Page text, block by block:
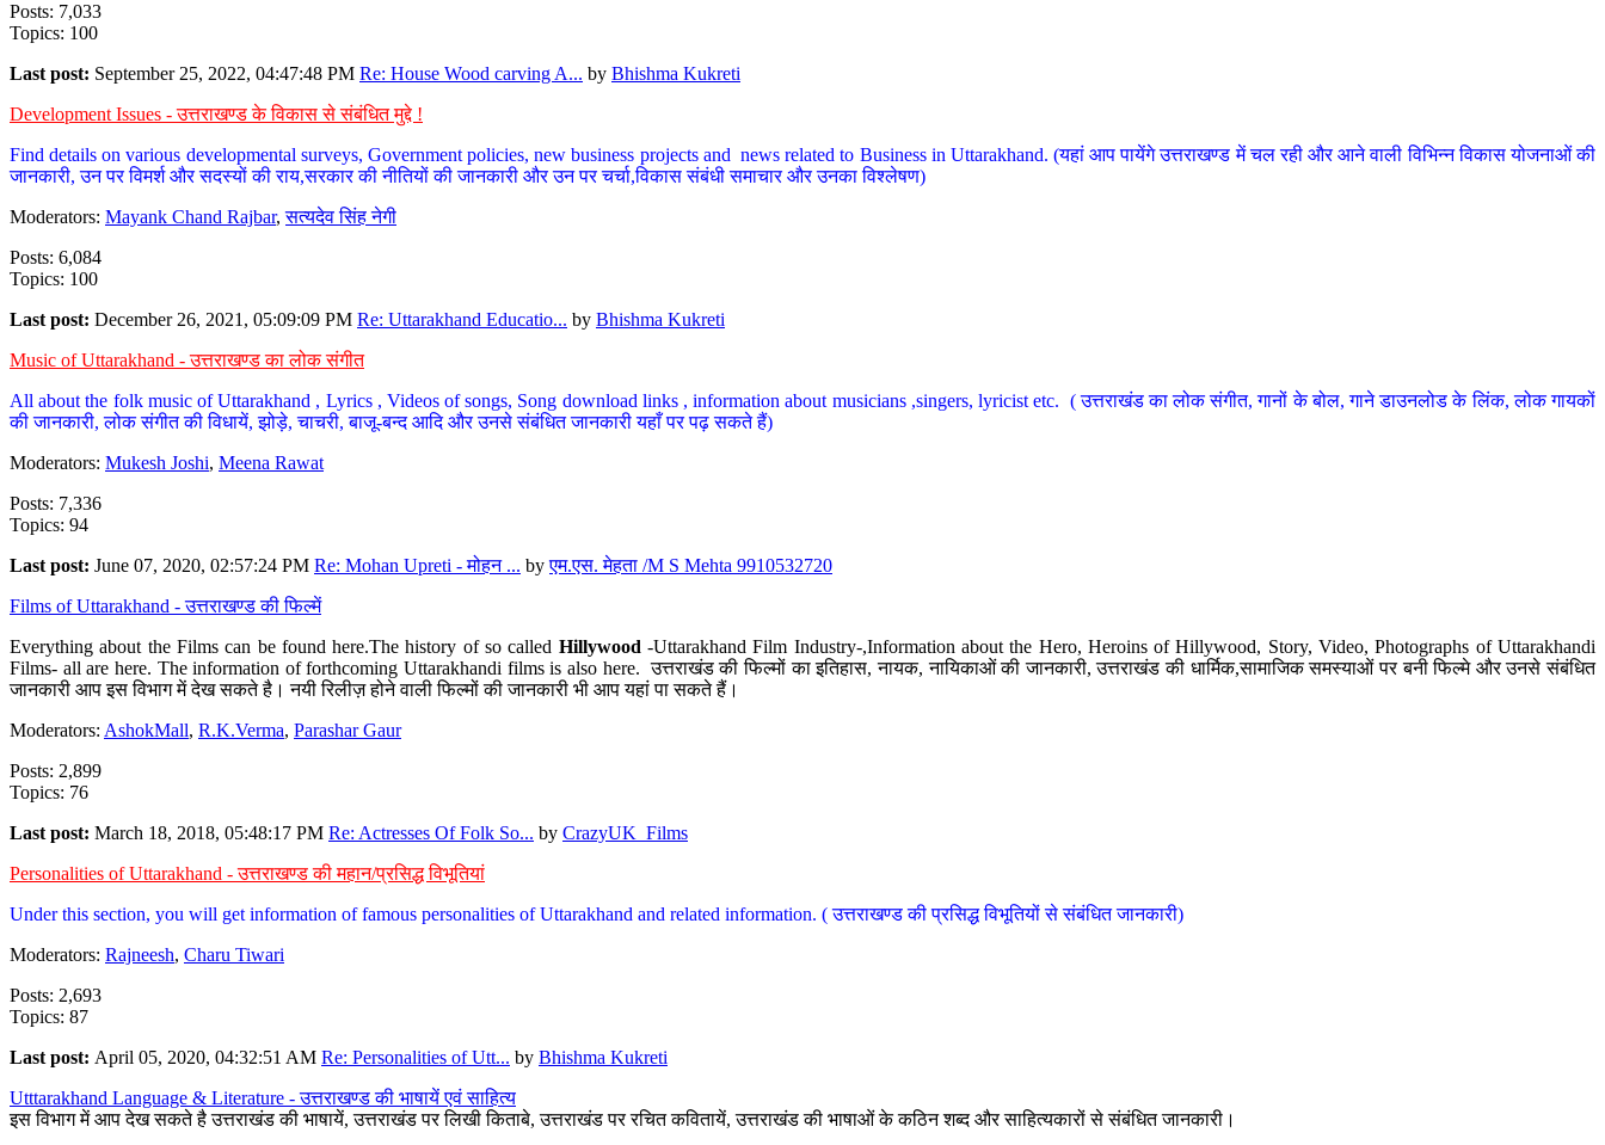
Posts: 7,033
Topics: 100
Last post: September 25, 2022, 04:47:48 PM Re: House Wood carving A... by Bhishma Kukreti
Development Issues - उत्तराखण्ड के विकास से संबंधित मुद्दे !
Find details on various developmental surveys, Government policies, new business projects and news related to Business in Uttarakhand. (यहां आप पायेंगे उत्तराखण्ड में चल रही और आने वाली विभिन्न विकास योजनाओं की
जानकारी, उन पर विमर्श और सदस्यों की राय,सरकार की नीतियों की जानकारी और उन पर चर्चा,विकास संबंधी समाचार और उनका विश्लेषण)
Moderators: Mayank Chand Rajbar,सत्यदेव सिंह नेगी
Posts: 6,084
Topics: 100
Last post: December 26, 2021, 05:09:09 PM Re: Uttarakhand Educatio... by Bhishma Kukreti
Music of Uttarakhand - उत्तराखण्ड का लोक संगीत
All about the folk music of Uttarakhand , Lyrics , Videos of songs, Song download links , information about musicians ,singers, lyricist etc. ( उत्तराखंड का लोक संगीत, गानों के बोल, गाने डाउनलोड के लिंक, लोक गायकों
की जानकारी, लोक संगीत की विधायें, झोड़े, चाचरी, बाजू-बन्द आदि और उनसे संबंधित जानकारी यहाँ पर पढ़ सकते हैं)
Moderators: Mukesh Joshi, Meena Rawat
Posts: 7,336
Topics: 94
Last post: June 07, 2020, 02:57:24 PM Re: Mohan Upreti - मोहन ... byएम.एस. मेहता /M S Mehta 9910532720
Films of Uttarakhand - उत्तराखण्ड की फिल्में
Everything about the Films can be found here.The history of so called Hillywood-Uttarakhand Film Industry-,Information about the Hero, Heroins of Hillywood, Story, Video, Photographs of Uttarakhandi
Films- all are here. The information of forthcoming Uttarakhandi films is also here. उत्तराखंड की फिल्मों का इतिहास, नायक, नायिकाओं की जानकारी, उत्तराखंड की धार्मिक,सामाजिक समस्याओं पर बनी फिल्मे और उनसे संबंधित
जानकारी आप इस विभाग में देख सकते है। नयी रिलीज़ होने वाली फिल्मों की जानकारी भी आप यहां पा सकते हैं।
Moderators: AshokMall, R.K.Verma, Parashar Gaur
Posts: 2,899
Topics: 76
Last post: March 18, 2018, 05:48:17 PM Re: Actresses Of Folk So... by CrazyUK_Films
Personalities of Uttarakhand - उत्तराखण्ड की महान/प्रसिद्ध विभूतियां
Under this section, you will get information of famous personalities of Uttarakhand and related information. ( उत्तराखण्ड की प्रसिद्ध विभूतियों से संबंधित जानकारी)
Moderators: Rajneesh, Charu Tiwari
Posts: 2,693
Topics: 87
Last post: April 05, 2020, 04:32:51 AM Re: Personalities of Utt... by Bhishma Kukreti
Utttarakhand Language & Literature - उत्तराखण्ड की भाषायें एवं साहित्य
इस विभाग में आप देख सकते है उत्तराखंड की भाषायें, उत्तराखंड पर लिखी किताबे, उत्तराखंड पर रचित कवितायें, उत्तराखंड की भाषाओं के कठिन शब्द और साहित्यकारों से संबंधित जानकारी।